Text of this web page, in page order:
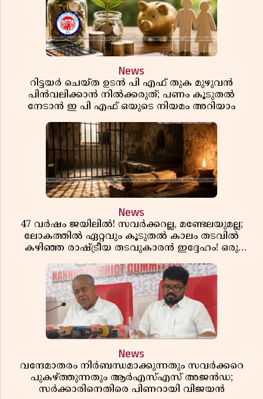
News
റിട്ടയർ ചെയ്ത ഉടൻ പി എഫ് തുക മുഴുവൻ
പിൻവലിക്കാൻ നിൽക്കരുത്; പണം കൂടുതൽ
നേടാൻ ഇ പി എഫ് ഒയുടെ നിയമം അറിയാം
News
47 വർഷം ജയിലിൽ! സവർക്കറല്ല, മണ്ടേലയുമല്ല;
ലോകത്തിൽ ഏറ്റവും കൂടുതൽ കാലം തടവിൽ
കഴിഞ്ഞ രാഷ്ട്രീയ തടവുകാരൻ ഇദ്ദേഹം! ഒരു
News
വന്ദേമാതരം നിർബന്ധമാക്കുന്നതും സവർക്കറെ
പുകഴ്ത്തുന്നതും ആർഎസ്എസ് അജൻഡ;
സർക്കാരിനെതിരെ പിണറായി വിജയൻ